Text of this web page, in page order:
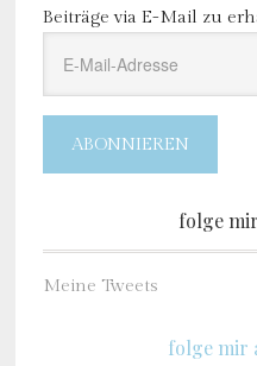
Beiträge via E-Mail zu
Mail-
Adresse
ABONNIEREN
folge
Meine Tweets
folge mir